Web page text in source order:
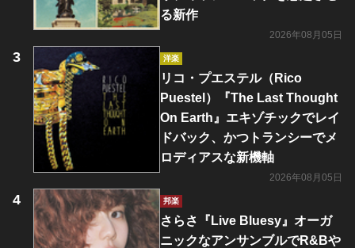
る新作
2026年08月05日
洋楽
リコ・プエステル（Rico
Puestel）『The Last Thought
On Earth』エキゾチックでレイ
ドバック、かつトランシーでメ
ロディアスな新機軸
2026年08月05日
邦楽
さらさ『Live Bluesy』オーガ
ニックなアンサンブルでR&Bや